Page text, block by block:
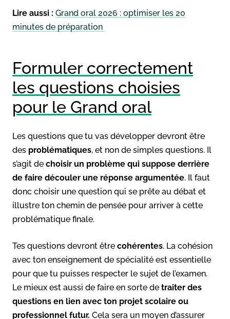
Lire aussi : Grand oral 2026 : optimiser les 20
minutes de préparation
Formuler correctement
les questions choisies
pour le Grand oral
Les questions que tu vas développer devront être
des problématiques, et non de simples questions. Il
s’agit de choisir un problème qui suppose derrière
de faire découler une réponse argumentée. Il faut
donc choisir une question qui se prête au débat et
illustre ton chemin de pensée pour arriver à cette
problématique finale.
Tes questions devront être cohérentes. La cohésion
avec ton enseignement de spécialité est essentielle
pour que tu puisses respecter le sujet de l’examen.
Le mieux est aussi de faire en sorte de traiter des
questions en lien avec ton projet scolaire ou
professionnel futur. Cela sera un moyen d’assurer